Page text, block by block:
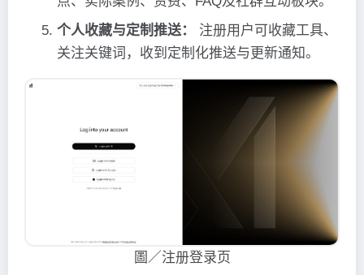
个人收藏与定制推送：
注册用户可收藏工具、
关注关键词，收到定制化推送与更新通知。
圖／注册登录页